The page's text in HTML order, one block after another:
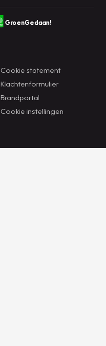
GroenGedaan!
Cookie statement
Klachtenformulier
Brandportal
Cookie instellingen